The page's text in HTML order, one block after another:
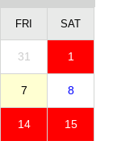
FRI SAT
31 1
7 8
14 15